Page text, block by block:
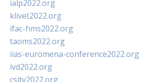
ialp2022.org
klivet2022.org
ifac-hms2022.org
taoms2022.org
iias-euromena-conference2022.org
ivd2022.org
csity2022.org